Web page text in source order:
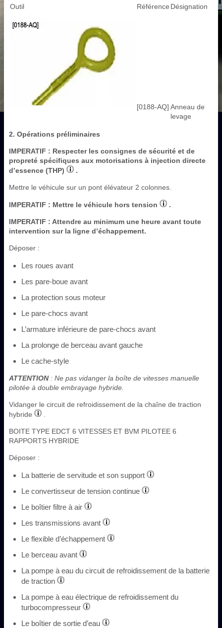
Outil Référence Désignation
[0188-AQ] Anneau de
levage
2. Opérations préliminaires
IMPERATIF : Respecter les consignes de sécurité et de
propreté spécifiques aux motorisations à injection directe
d’essence (THP)
.
Mettre le véhicule sur un pont élévateur 2 colonnes.
IMPERATIF : Mettre le véhicule hors tension .
IMPERATIF : Attendre au minimum une heure avant toute
intervention sur la ligne d’échappement.
Déposer :
Les roues avant
Les pare-boue avant
La protection sous moteur
Le pare-chocs avant
L’armature inférieure de pare-chocs avant
La prolonge de berceau avant gauche
Le cache-style
ATTENTION: Ne pas vidanger la boîte de vitesses manuelle
pilotée à double embrayage hybride.
Vidanger le circuit de refroidissement de la chaîne de traction
hybride
BOITE TYPE EDCT 6 VITESSES ET BVM PILOTEE 6
RAPPORTS HYBRIDE
Déposer :
La batterie de servitude et son support
Le convertisseur de tension continue
Le boîtier filtre à air
Les transmissions avant
Le flexible d’échappement
Le berceau avant
La pompe à eau du circuit de refroidissement de la batterie
de traction
La pompe à eau électrique de refroidissement du
turbocompresseur
Le boîtier de sortie d’eau